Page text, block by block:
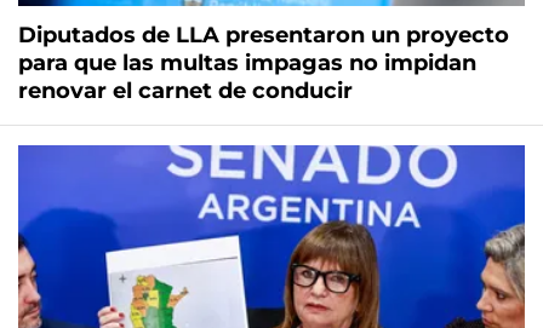
Diputados de LLA presentaron un proyecto
para que las multas impagas no impidan
renovar el carnet de conducir